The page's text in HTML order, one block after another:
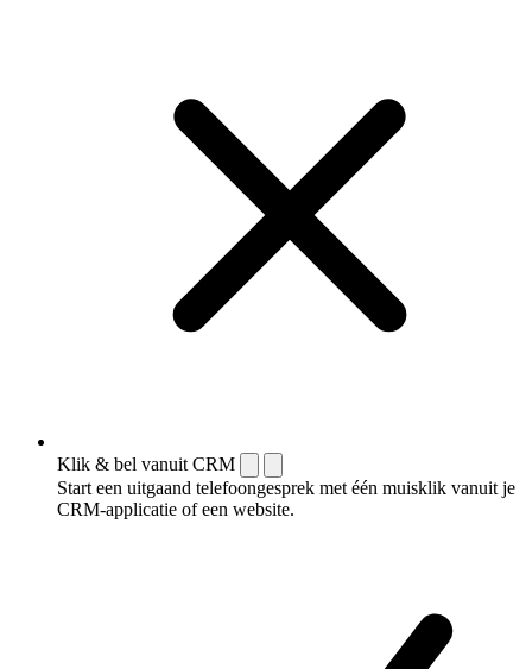
Klik & bel vanuit CRM
Start een uitgaand telefoongesprek met één muisklik vanuit je
CRM-applicatie of een website.